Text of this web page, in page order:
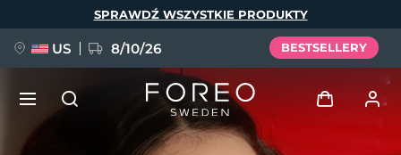
SPRAWDŹ WSZYSTKIE PRODUKTY
US 8/10/26 BESTSELLERY